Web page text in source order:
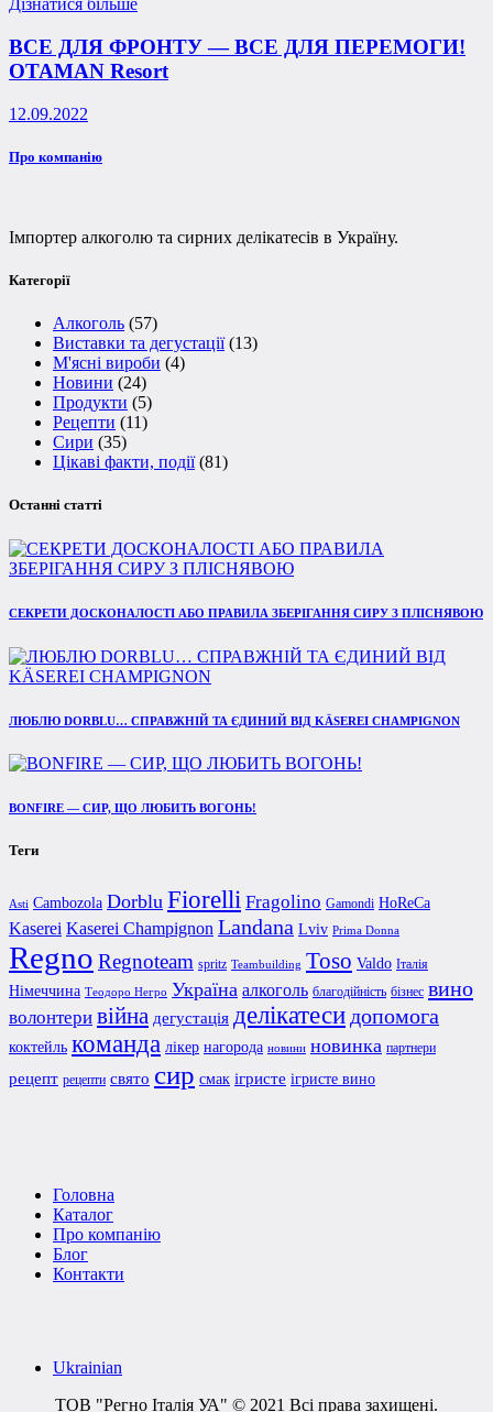
Дізнатися більше
ВСЕ ДЛЯ ФРОНТУ — ВСЕ ДЛЯ ПЕРЕМОГИ!
OTAMAN Resort
12.09.2022
Про компанію
Імпортер алкоголю та сирних делікатесів в Україну.
Категорії
Алкоголь (57)
Виставки та дегустації(13)
М'ясні вироби (4)
Новини (24)
Продукти (5)
Рецепти (11)
Сири (35)
Цікаві факти, події(81)
Останні статті
СЕКРЕТИ ДОСКОНАЛОСТІ АБО ПРАВИЛА ЗБЕРІГАННЯ СИРУ З ПЛІСНЯВОЮ
ЛЮБЛЮ DORBLU… СПРАВЖНІЙ ТА ЄДИНИЙ ВІД KÄSEREI CHAMPIGNON
BONFIRE — СИР, ЩО ЛЮБИТЬ ВОГОНЬ!
Теги
Asti Cambozola Dorblu Fiorelli Fragolino Gamondi HoReCa
Kaserei Kaserei Champignon Landana Lviv Prima Donna
Regno Regnoteam spritz Teambuilding Toso Valdo Італія
Німеччина Теодоро Негро Україна алкоголь благодійність бізнес вино
волонтери війна дегустація делікатеси допомога
коктейль команда лікер нагорода новини новинка партнери
рецепт рецепти свято сир смак ігристе ігристе вино
Головна
Каталог
Про компанію
Блог
Контакти
Ukrainian
ТОВ "Регно Італія УА" © 2021 Всі права захищені.